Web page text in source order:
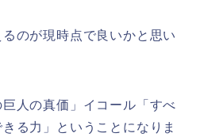
るのが現時点で良いかと思い
人の真価」イコール「すべ
る力」ということになりま